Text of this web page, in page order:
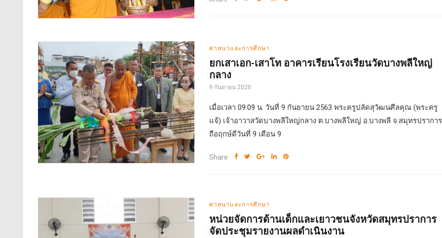
ศาสนาและการศึกษา
ยกเสาเอก-เสาโท อาคารเรียนโรงเรียนวัดบางพลีใหญ่
กลาง
9 กันยายน 2020
เมื่อเวลา 09.09 น. วันที่ 9 กันยายน 2563 พระครูปลัดสุวัฒนศีลคุณ (พระครู
แจ้) เจ้าอาวาสวัดบางพลีใหญ่กลาง ต.บางพลีใหญ่ อ.บางพลี จ.สมุทรปราการ
ถือฤกษ์ดีวันที่ 9 เดือน 9
Share
ศาสนาและการศึกษา
หน่วยจัดการด้านเด็กและเยาวชนจังหวัดสมุทรปราการ
จัดประชุมรายงานผลดำเนินงาน